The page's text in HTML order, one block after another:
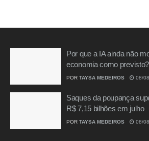
Por que a IA ainda não
economia como previsto?
POR TAYSA MEDEIROS 08/
Saques da poupança
R$ 7,15 bilhões em julho
POR TAYSA MEDEIROS 08/